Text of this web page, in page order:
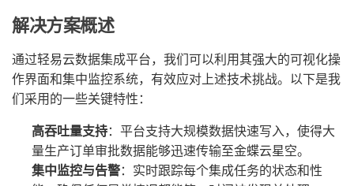
解决方案概述
通过轻易云数据集成平台，我们可以利用其强大的可视化操
作界面和集中监控系统，有效应对上述技术挑战。以下是我
们采用的一些关键特性：
高吞吐量支持：平台支持大规模数据快速写入，使得大
量生产订单审批数据能够迅速传输至金蝶云星空。
集中监控与告警：实时跟踪每个集成任务的状态和性